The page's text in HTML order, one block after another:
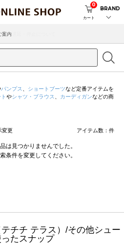
カート
0
BRAND
案内
パンプス ショートブーツなど定番アイテムを
やシャツ・ブラウス カーディガンなどの商
変更 アイテム数： 件
は見つかりませんでした。
条件を変更してください。
チチ テラス）/その他シュー
ったスナップ